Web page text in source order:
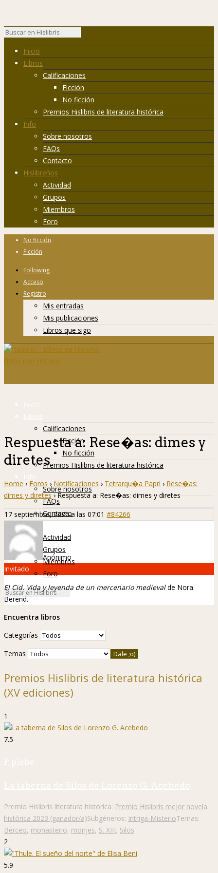
Inicio
Libros
Calificaciones
Ficción
No ficción
Premios Hislibris de literatura histórica
Info
Sobre nosotros
FAQs
Contacto
Hislibreños
Actividad
Grupos
Miembros
Foro
No ficción
Ficción
Following
Acceso
Registro
Mis entradas
Mis publicaciones
Libros que sigo
Inicio
Libros
Calificaciones
Ficción
No ficción
Premios Hislibris de literatura histórica
Info
Sobre nosotros
FAQs
Contacto
Hislibreños
Actividad
Grupos
Miembros
Foro
Respuesta a: Rese�as: dimes y
diretes
Home › Foros › Notificaciones › Tetrarqu�a Papri › Rese�as:
dimes y diretes › Respuesta a: Rese�as: dimes y diretes
17 septiembre, 2025 a las 07:01 #84266
Anónimo
Invitado
El Cid. Vida y leyenda de un mercenario medievalde Nora
Berend.
Encuentra libros
Categorías
Temas
Premios Hislibris de literatura histórica
(XV ediciones)
1
7.5
P. plebe
La taberna de Silos de Lorenzo G. Acebedo
Premio Hislibris literatura histórica: Premio Hislibris mejor novela
histórica 2023 (ganador/a)Subgéneros: Intriga-MisterioTemas:
Berceo, monasterio, monjes, S. XIII, Silos
2
5.9